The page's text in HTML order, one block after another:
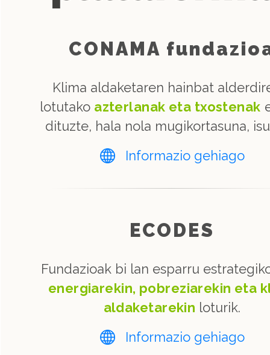
CONAMA
Klima aldaketaren hainbat
lotutako azterlanak eta txostenak
dituzte, hala nola mugikortasuna,
Informazio gehiago
ECODES
Fundazioak bi lan esparru
energiarekin, pobreziarekin eta
aldaketarekin loturik.
Informazio gehiago